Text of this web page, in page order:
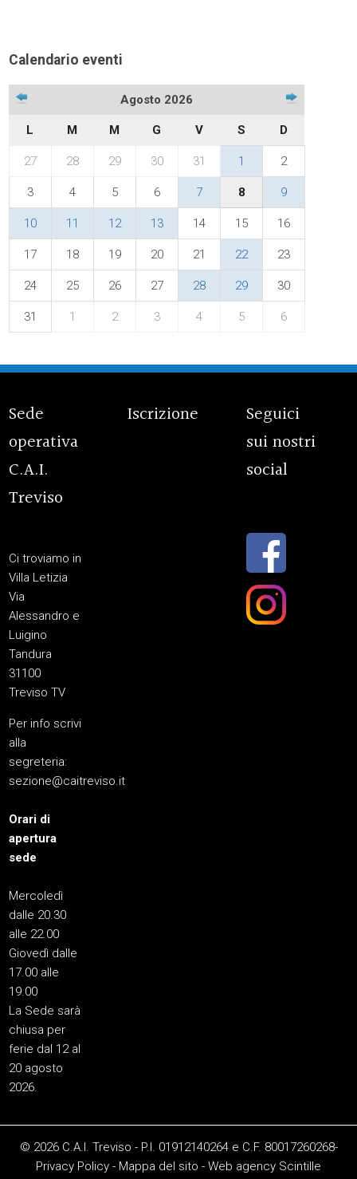
Calendario eventi
Agosto 2026
L M M G V S D
27 28 29 30 31 1 2
3 4 5 6 7 8 9
10 11 12 13 14 15 16
17 18 19 20 21 22 23
24 25 26 27 28 29 30
31 1 2 3 4 5 6
Sede
operativa
C.A.I.
Treviso
Ci troviamo in
Villa Letizia
Via
Alessandro e
Luigino
Tandura
31100
Treviso TV
Per info scrivi
alla
segreteria:
sezione@caitreviso.it
Orari di
apertura
sede
Mercoledì
dalle 20.30
alle 22.00
Giovedì dalle
17.00 alle
19.00
La Sede sarà
chiusa per
ferie dal 12 al
20 agosto
2026.
Iscrizione
Seguici
sui nostri
social
© 2026 C.A.I. Treviso - P.I. 01912140264 e C.F. 80017260268-
Privacy Policy - Mappa del sito - Web agency Scintille